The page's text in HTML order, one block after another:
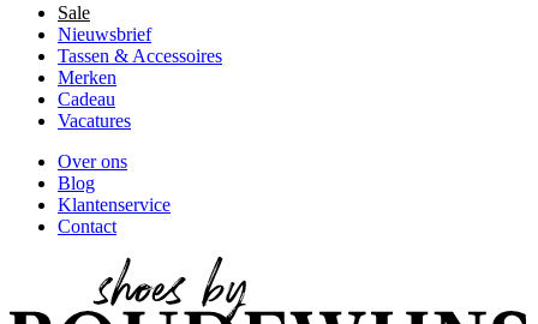
Sale
Nieuwsbrief
Tassen & Accessoires
Merken
Cadeau
Vacatures
Over ons
Blog
Klantenservice
Contact